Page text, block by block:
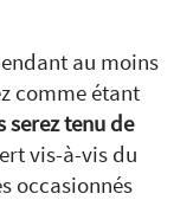
au moins
comme étant
serez tenu de
vis-à-vis du
occasionnés